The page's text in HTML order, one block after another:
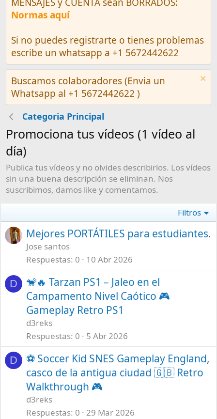
MENSAJES y CUENTA sean BORRADOS:
Normas aquí
Si no puedes registrarte o tienes problemas
escribe un whatsapp a +1 5672442622
Buscamos colaboradores (Envia un
Whatsapp al +1 5672442622 )
Categoria Principal
Promociona tus vídeos (1 vídeo al
día)
Publica tus vídeos y no olvides describirlos. Los vídeos
sin una buena descripción se eliminan. Nos
suscribimos, damos like y comentamos.
Filtros
Mejores PORTÁTILES para estudiantes.
Jose santos
Respuestas 0 10 Abr 2026
D
🐒🔥 Tarzan PS1 – Jaleo en el
Campamento Nivel Caótico 🎮
Gameplay Retro PS1
d3reks
Respuestas 0 5 Abr 2026
D
⚽ Soccer Kid SNES Gameplay England,
casco de la antigua ciudad 🇬🇧 Retro
Walkthrough 🎮
d3reks
Respuestas 0 29 Mar 2026